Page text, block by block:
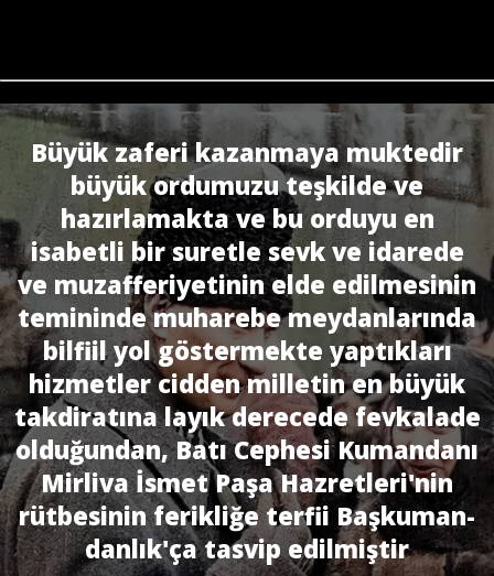
Büyük zaferi kazanmaya muktedir
büyük ordumuzu teşkilde ve
hazırlamakta ve bu orduyu en
isabetli bir suretle sevk ve idarede
ve muzafferiyetinin elde edilmesinin
temininde muharebe meydanlarında
bilfiil yol göstermekte yaptıkları
hizmetler cidden milletin en büyük
takdiratına layık derecede fevkalade
olduğundan, Batı Cephesi Kumandanı
Mirliva İsmet Paşa Hazretleri'nin
rütbesinin ferikliğe terfii Başkuman­
danlık'ça tasvip edilmiştir